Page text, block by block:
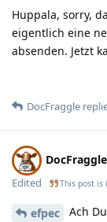
Huppala, sorry,
eigentlich eine
absenden. Jetzt
DocFraggle
DocFraggle
Edited
This post is
efpec
Ach